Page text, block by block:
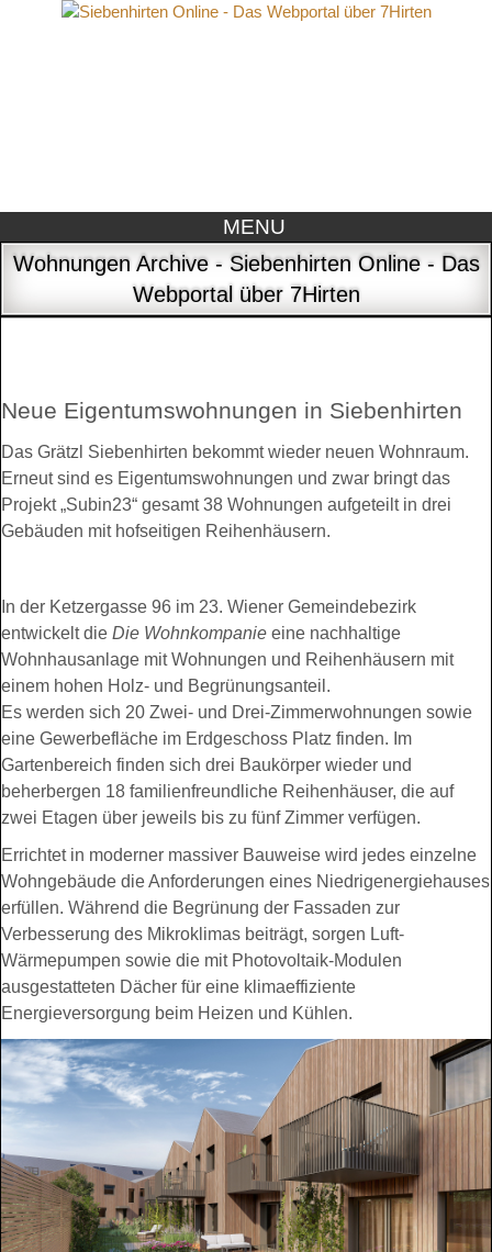
MENU
Wohnungen Archive - Siebenhirten Online - Das
Webportal über 7Hirten
Neue Eigentumswohnungen in Siebenhirten
Das Grätzl Siebenhirten bekommt wieder neuen Wohnraum.
Erneut sind es Eigentumswohnungen und zwar bringt das
Projekt „Subin23“ gesamt 38 Wohnungen aufgeteilt in drei
Gebäuden mit hofseitigen Reihenhäusern.
In der Ketzergasse 96 im 23. Wiener Gemeindebezirk
entwickelt die Die Wohnkompanie eine nachhaltige
Wohnhausanlage mit Wohnungen und Reihenhäusern mit
einem hohen Holz- und Begrünungsanteil.
Es werden sich 20 Zwei- und Drei-Zimmerwohnungen sowie
eine Gewerbefläche im Erdgeschoss Platz finden. Im
Gartenbereich finden sich drei Baukörper wieder und
beherbergen 18 familienfreundliche Reihenhäuser, die auf
zwei Etagen über jeweils bis zu fünf Zimmer verfügen.
Errichtet in moderner massiver Bauweise wird jedes einzelne
Wohngebäude die Anforderungen eines Niedrigenergiehauses
erfüllen. Während die Begrünung der Fassaden zur
Verbesserung des Mikroklimas beiträgt, sorgen Luft-
Wärmepumpen sowie die mit Photovoltaik-Modulen
ausgestatteten Dächer für eine klimaeffiziente
Energieversorgung beim Heizen und Kühlen.